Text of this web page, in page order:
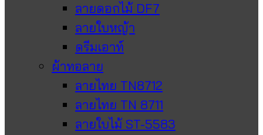
ลายดอกไม้ DF7
ลายใบหญ้า
ดรีมเอาท์
ผ้าทอลาย
ลายไทย TN8712
ลายไทย TN 8711
ลายใบไม้ ST-5583